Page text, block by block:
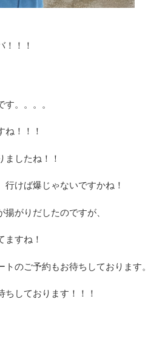
！！！
。。。。
ね！！！
ましたね！！
けば爆じゃないですかね！
がりだしたのですが、
ますね！
のご予約もお待ちしております。
ちしております！！！